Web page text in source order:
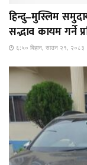
हिन्दु–मुस्लिम
सद्भाव कायम गर्ने
६:५० बिहान, साउन २१, २०८३